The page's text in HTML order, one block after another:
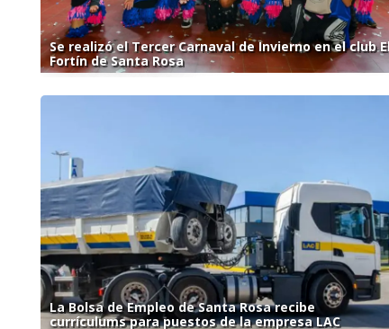
Se realizó el Tercer Carnaval de Invierno en el club
Fortín de Santa Rosa
La Bolsa de Empleo de Santa Rosa recibe
currículums para puestos de la empresa LAC